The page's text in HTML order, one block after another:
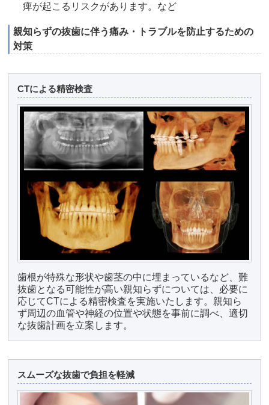
痺が起こるリスクがあります。など
親知らずの抜歯に伴う痛み・トラブルを防止するための
対策
CTによる精密検査
歯根が特殊な形状や歯茎の中に埋まっているなど、難
抜歯となる可能性が高い親知らずについては、必要に
応じてCTによる精密検査を実施いたします。親知ら
ず周辺の血管や神経の位置や状態を事前に調べ、適切
な抜歯計画を立案します。
スムーズな抜歯で負担を軽減